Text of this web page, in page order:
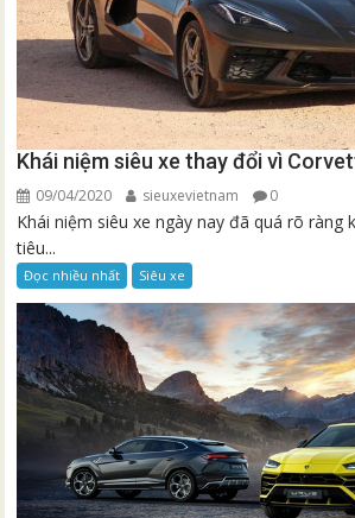
Khái niệm siêu xe thay đổi vì
09/04/2020 sieuxevietnam 0
Khái niệm siêu xe ngày nay đã quá rõ ràng
tiêu...
Đọc nhiều nhất Siêu xe